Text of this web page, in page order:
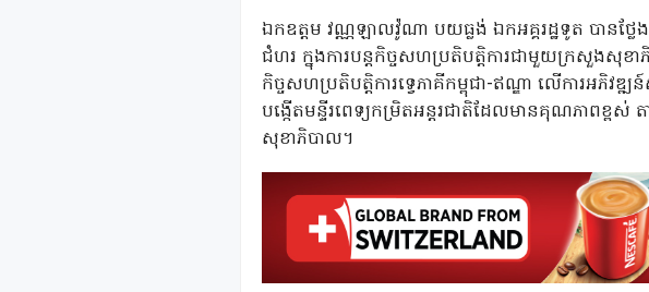
ឯកឧត្តម វណ្ណឡាលវ៉ូណា បយធ្លង់ ឯកអគ្គរដ្ឋទូត បានថ្ល
ជំហរ ក្នុងការបន្តកិច្ចសហប្រតិបត្តិការជាមួយក្រសួងសុ
កិច្ចសហប្រតិបត្តិការទ្វេភាគីកម្ពុជា-ឥណ្ឌា លើការអ
បង្កើតមន្ទីរពេទ្យកម្រិតអន្តរជាតិដែលមានគុណភាពខ្ព
សុខាភិបាល។